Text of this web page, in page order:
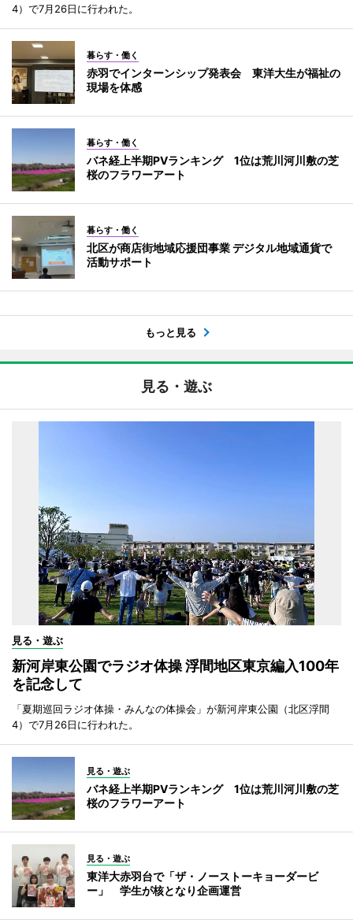
4）で7月26日に行われた。
暮らす・働く
赤羽でインターンシップ発表会 東洋大生が福祉の
現場を体感
暮らす・働く
バネ経上半期PVランキング 1位は荒川河川敷の芝
桜のフラワーアート
暮らす・働く
北区が商店街地域応援団事業 デジタル地域通貨で
活動サポート
もっと見る
見る・遊ぶ
見る・遊ぶ
新河岸東公園でラジオ体操 浮間地区東京編入100年
を記念して
「夏期巡回ラジオ体操・みんなの体操会」が新河岸東公園（北区浮間
4）で7月26日に行われた。
見る・遊ぶ
バネ経上半期PVランキング 1位は荒川河川敷の芝
桜のフラワーアート
見る・遊ぶ
東洋大赤羽台で「ザ・ノーストーキョーダービ
ー」 学生が核となり企画運営